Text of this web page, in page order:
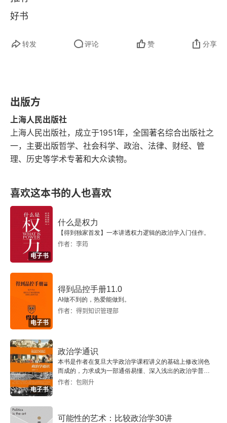
社会与制度
第四章 影响力
价值与价值地位
影响力
社会过程
第五章 权力
决策与权力
选择与强制
第六章 符号
政治符号
宣传
政治神话
政治程式
好书
转发 评论 赞 分享
出版方
上海人民出版社
上海人民出版社，成立于1951年，全国著名综合出版社之
一，主要出版哲学、社会科学、政治、法律、财经、管
理、历史等学术专著和大众读物。
喜欢这本书的人也喜欢
电子书
什么是权力
【得到独家首发】一本讲透权力逻辑的政治学入门佳作。
作者：李筠
电子书
得到品控手册11.0
AI做不到的，热爱能做到。
作者：得到知识管理部
电子书
政治学通识
本书是作者在复旦大学政治学课程讲义的基础上修改润色
而成的，力求成为一部通俗易懂、深入浅出的政治学普及
入门读物。
作者：包刚升
可能性的艺术：比较政治学30讲